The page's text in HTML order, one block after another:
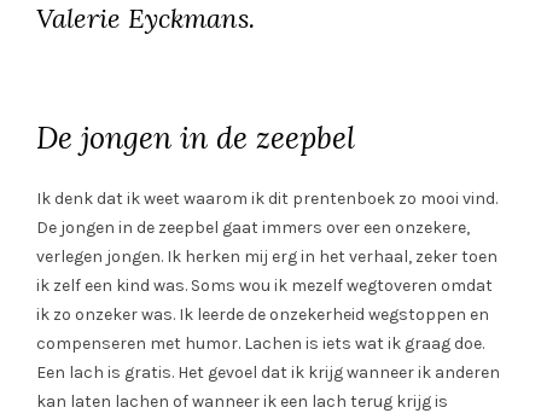
Valerie Eyckmans.
De jongen in de zeepbel
Ik denk dat ik weet waarom ik dit prentenboek zo mooi vind.
De jongen in de zeepbel gaat immers over een onzekere,
verlegen jongen. Ik herken mij erg in het verhaal, zeker toen
ik zelf een kind was. Soms wou ik mezelf wegtoveren omdat
ik zo onzeker was. Ik leerde de onzekerheid wegstoppen en
compenseren met humor. Lachen is iets wat ik graag doe.
Een lach is gratis. Het gevoel dat ik krijg wanneer ik anderen
kan laten lachen of wanneer ik een lach terug krijg is